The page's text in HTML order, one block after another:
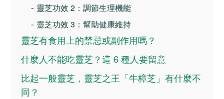
- 靈芝功效 2：調節生理機能
- 靈芝功效 3：幫助健康維持
靈芝有食用上的禁忌或副作用嗎？
什麼人不能吃靈芝？這 6 種人要留意
比起一般靈芝，靈芝之王「牛樟芝」有什麼不
同？